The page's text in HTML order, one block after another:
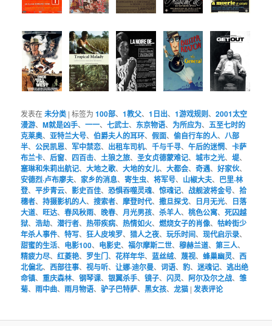
发表在未分类 |标签为 100部、1教父、1日出、1游戏规则、2001太空
漫游、M就是凶手、一一、七武士、 东京物语、 为所应为、五至七时的
克莱奥、亚特兰大号、伯爵夫人的耳环、假面、偷自行车的人、八部
半、公民凯恩、 军中禁恋、 出租车司机、千与千寻、午后的迷惘、卡萨
布兰卡、 后窗、 四百击、土狼之旅、圣女贞德蒙难记、城市之光、堤、
塞琳和朱莉出航记、大地之歌、大地的女儿、大都会、奇遇、好家伙、
安德烈·卢布廖夫、 家乡的消息、寄生虫、将军号、 山椒大夫、 巴里·林
登、平步青云、影史百佳、恐惧吞噬灵魂、惊魂记、 战舰波将金号、拾
穗者、持摄影机的人、搜索者、摩登时代、撒旦探戈、 日月无光、
日落
大道、 旺达、春风秋雨、 晚春、 月光男孩、杀羊人、桃色公寓、死囚越
狱、浩劫、潜行者、热带疾病、热情如火、燃烧女子的肖像、牯岭街少
年杀人事件、特写、狂人皮埃罗、猎人之夜、玩乐时间、现代启示录、
甜蜜的生活、 电影100、 电影史、福尔摩斯二世、穆赫兰道、第三人、
精疲力尽、红菱艳、 罗生门、花样年华、蓝丝绒、蔑视、蜂巢幽灵、西
北偏北、西部往事、视与听、让娜·迪尔曼、词语、豹、迷魂记、逃出绝
命镇、重庆森林、钢琴课、银翼杀手、镜子、 闪灵、 阿尔及尔之战、雏
菊、雨中曲、雨月物语、驴子巴特萨、黑女孩、龙猫 |发表评论